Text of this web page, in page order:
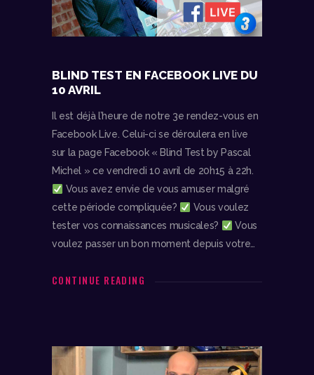
BLIND TEST EN FACEBOOK LIVE DU
10 AVRIL
Il est déjà l’heure de notre 3e rendez-vous en
Facebook Live. Celui-ci se déroulera en live
sur la page Facebook « Blind Test by Pascal
Michel » ce vendredi 10 avril de 20h15 à 22h.
Vous avez envie de vous amuser malgré
cette période compliquée?
Vous voulez
tester vos connaissances musicales?
Vous
voulez passer un bon moment depuis votre…
CONTINUE READING